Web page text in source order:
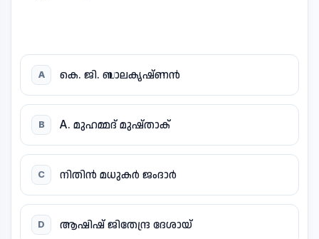
A കെ. ജി. ബാലകൃഷ്ണൻ
B A. മുഹമ്മദ് മുഷ്‌താക്
C നിതിൻ മധുകർ ജംദാർ
D ആഷിഷ് ജിതേന്ദ്ര ദേശായ്